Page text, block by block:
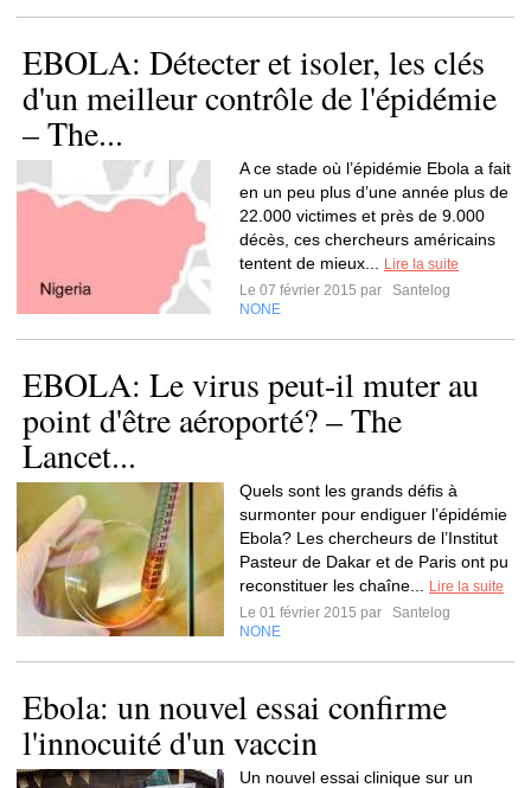
EBOLA: Détecter et isoler, les clés
d'un meilleur contrôle de l'épidémie
– The...
A ce stade où l’épidémie Ebola a fait
en un peu plus d’une année plus de
22.000 victimes et près de 9.000
décès, ces chercheurs américains
tentent de mieux...
Lire la suite
Le 07 février 2015 par
Santelog
NONE
EBOLA: Le virus peut-il muter au
point d'être aéroporté? – The
Lancet...
Quels sont les grands défis à
surmonter pour endiguer l’épidémie
Ebola? Les chercheurs de l’Institut
Pasteur de Dakar et de Paris ont pu
reconstituer les chaîne...
Lire la suite
Le 01 février 2015 par
Santelog
NONE
Ebola: un nouvel essai confirme
l'innocuité d'un vaccin
Un nouvel essai clinique sur un